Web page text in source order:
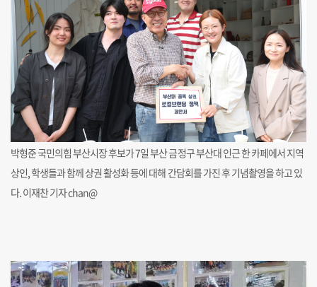
박형준 국민의힘 부산시장 후보가 7일 부산 금정구 부산대 인근 한 카페에서 지역
상인, 학생들과 함께 상권 활성화 등에 대해 간담회를 가진 후 기념촬영을 하고 있
다. 이재찬 기자 chan@